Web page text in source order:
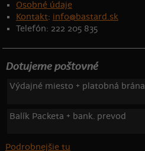
Osobné údaje
Kontakt: info@bastard.sk
Telefón: 222 205 835
Dotujeme poštovné
Výdajné miesto + platobná brána
Balík Packeta + bank. prevod
Podrobnejšie tu